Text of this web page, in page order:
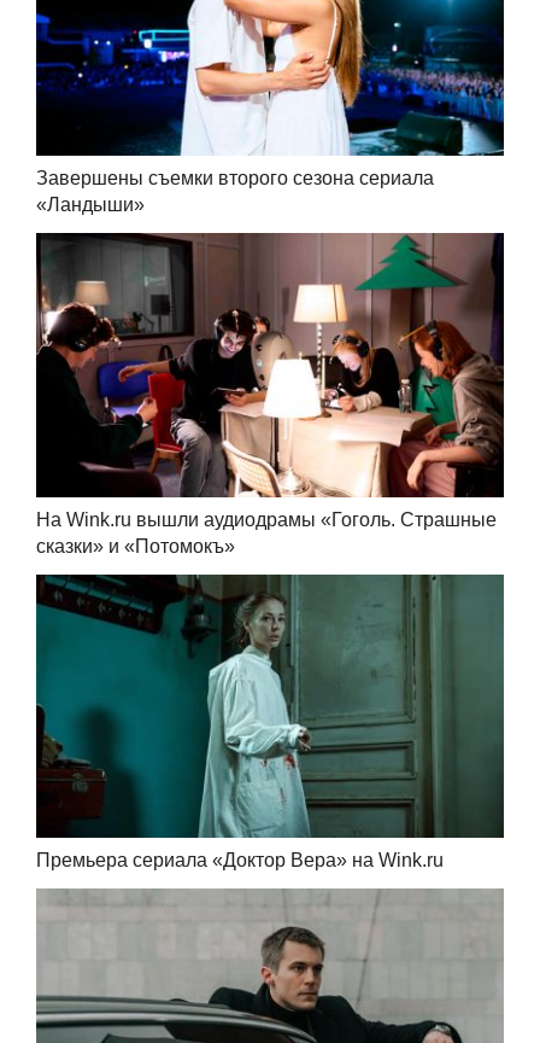
Завершены съемки второго сезона сериала
«Ландыши»
На Wink.ru вышли аудиодрамы «Гоголь. Страшные
сказки» и «Потомокъ»
Премьера сериала «Доктор Вера» на Wink.ru